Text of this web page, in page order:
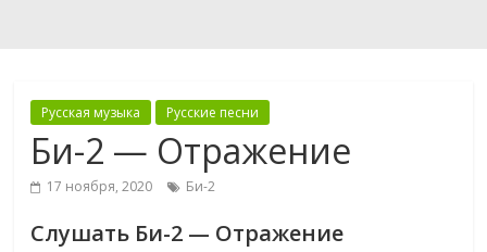
Русская музыка Русские песни
Би-2 — Отражение
17 ноября, 2020 Би-2
Слушать Би-2 — Отражение